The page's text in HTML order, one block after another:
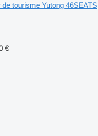
de tourisme Yutong 46SEATS
€